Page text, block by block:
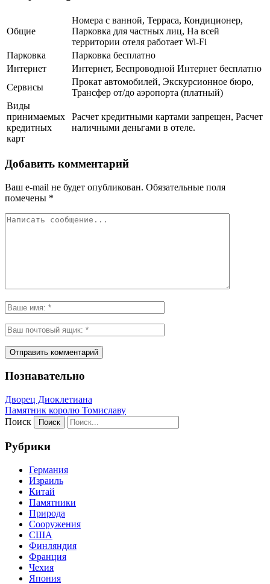
Общие
Номера с ванной, Терраса, Кондиционер,
Парковка для частных лиц, На всей
территории отеля работает Wi-Fi
Парковка
Парковка бесплатно
Интернет
Интернет, Беспроводной Интернет бесплатно
Сервисы
Прокат автомобилей, Экскурсионное бюро,
Трансфер от/до аэропорта (платный)
Виды
принимаемых
кредитных
карт
Расчет кредитными картами запрещен, Расчет
наличными деньгами в отеле.
Добавить комментарий
Ваш e-mail не будет опубликован. Обязательные поля
помечены *
Познавательно
Дворец Диоклетиана
Памятник королю Томиславу
Поиск
Рубрики
Германия
Израиль
Китай
Памятники
Природа
Сооружения
США
Финляндия
Франция
Чехия
Япония